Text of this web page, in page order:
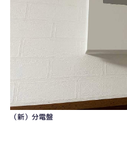
（新）分電盤